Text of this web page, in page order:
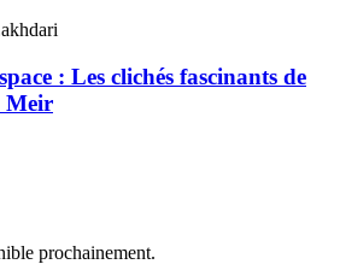
: Les clichés fascinants de
Meir
prochainement.